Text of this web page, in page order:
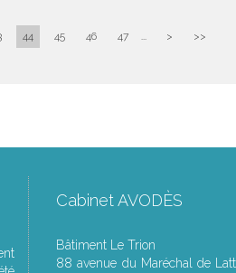
44 45 46 47 ... > >>
Cabinet AVODÈS
Bâtiment Le Trion
88 avenue du Maréchal de